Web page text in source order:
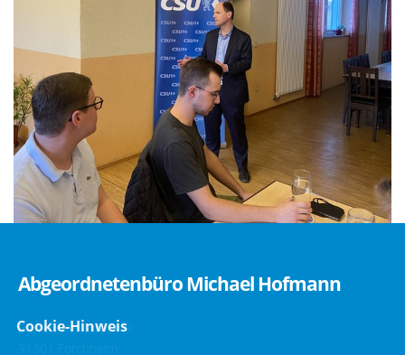
Abgeordnetenbüro Michael Hofmann
Bayreuther Straße 9
Cookie-Hinweis